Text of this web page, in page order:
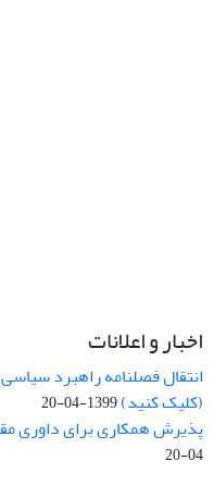
اخبار و اعلانات
انتقال فصلنامه راهبرد
(کلیک کنید)1399-04-20
پذیرش همکاری برای داوری
04-20